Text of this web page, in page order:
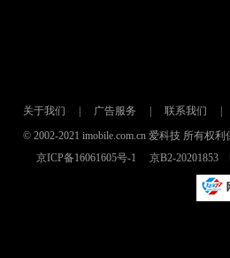
关于我们 广告服务 联系我们
© 2002-2021 imobile.com.cn 爱科技 所有权
京ICP备16061605号-1
京B2-20201853